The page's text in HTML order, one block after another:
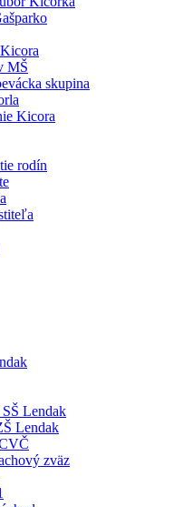
MŠ
skupina
Kicora
rodín
Lendak
Lendak
zväz